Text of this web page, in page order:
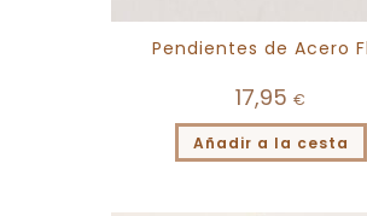
Pendientes de Acero
17,95 €
Añadir a la cesta